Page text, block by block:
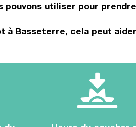
pouvons utiliser pour
à Basseterre, cela peut